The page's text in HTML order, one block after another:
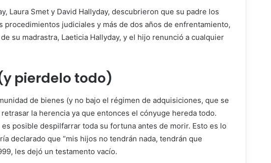
Laura Smet y David Hallyday, descubrieron que su padre los
procedimientos judiciales y más de dos años de enfrentamiento,
su madrastra, Laeticia Hallyday, y el hijo renunció a cualquier
pierdelo todo)
de bienes (y no bajo el régimen de adquisiciones, que se
la herencia ya que entonces el cónyuge hereda todo.
posible despilfarrar toda su fortuna antes de morir. Esto es lo
declarado que “mis hijos no tendrán nada, tendrán que
les dejó un testamento vacío.